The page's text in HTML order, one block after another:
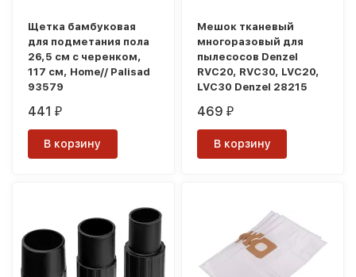
Щетка бамбуковая
для подметания пола
26,5 см с черенком,
117 см, Home// Palisad
93579
441₽
В корзину
Мешок тканевый
многоразовый для
пылесосов Denzel
RVC20, RVC30, LVC20,
LVC30 Denzel 28215
469₽
В корзину